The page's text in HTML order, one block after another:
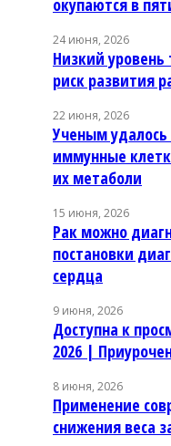
24 июня, 2026
Низкий
риск развития
22 июня, 2026
Ученым
иммунные
их метаболи
15 июня, 2026
Рак можно
постановки
сердца
9 июня, 2026
Доступна к
2026 |
8 июня, 2026
Применение
снижения веса